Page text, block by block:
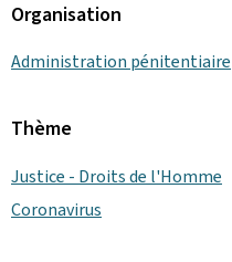
Organisation
Administration pénitentiaire
Thème
Justice - Droits de l'Homme
Coronavirus